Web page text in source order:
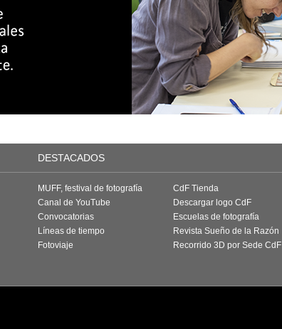
DESTACADOS
MUFF, festival de fotografía
Canal de YouTube
Convocatorias
Líneas de tiempo
Fotoviaje
CdF Tienda
Descargar logo CdF
Escuelas de fotografía
Revista Sueño de la Razón
Recorrido 3D por Sede CdF